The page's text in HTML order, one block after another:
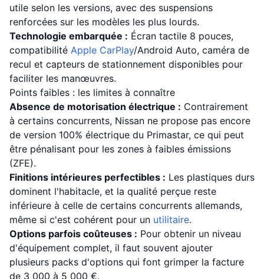
utile selon les versions, avec des suspensions
renforcées sur les modèles les plus lourds.
Technologie embarquée : Écran tactile 8 pouces,
compatibilité Apple CarPlay/Android Auto, caméra de
recul et capteurs de stationnement disponibles pour
faciliter les manœuvres.
Points faibles : les limites à connaître
Absence de motorisation électrique : Contrairement
à certains concurrents, Nissan ne propose pas encore
de version 100% électrique du Primastar, ce qui peut
être pénalisant pour les zones à faibles émissions
(ZFE).
Finitions intérieures perfectibles : Les plastiques durs
dominent l'habitacle, et la qualité perçue reste
inférieure à celle de certains concurrents allemands,
même si c'est cohérent pour un utilitaire.
Options parfois coûteuses : Pour obtenir un niveau
d'équipement complet, il faut souvent ajouter
plusieurs packs d'options qui font grimper la facture
de 3 000 à 5 000 €.